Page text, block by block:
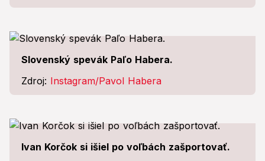
Slovenský spevák Paľo Habera.
Zdroj: Instagram/Pavol Habera
Ivan Korčok si išiel po voľbách zašportovať.